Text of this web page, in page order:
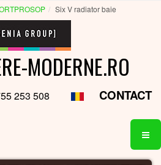
Six V radiator baie
MODERNE.RO
253 508 CONTACT